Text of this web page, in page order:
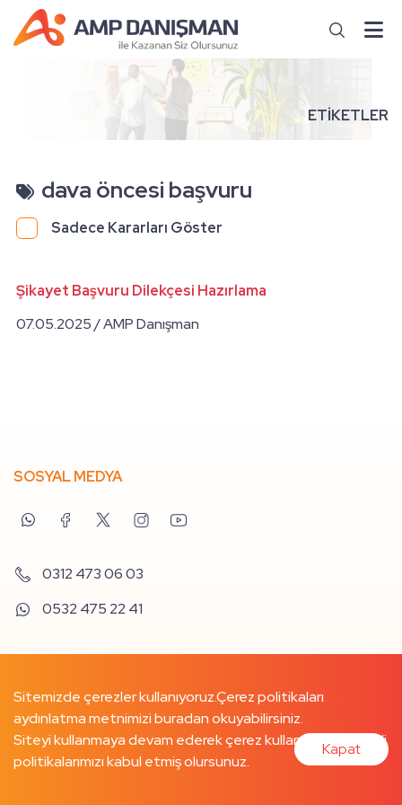
ETİKETLER
dava öncesi başvuru
Sadece Kararları Göster
Şikayet Başvuru Dilekçesi Hazırlama
07.05.2025 / AMP Danışman
SOSYAL MEDYA
0312 473 06 03
0532 475 22 41
Sitemizde çerezler kullanıyoruz.Çerez politikaları
aydınlatma metnimizi buradanokuyabilirsiniz.
Siteyi kullanmaya devam ederek çerez kullanımımızı ve ilgili
politikalarımızı kabul etmiş olursunuz.
Kapat